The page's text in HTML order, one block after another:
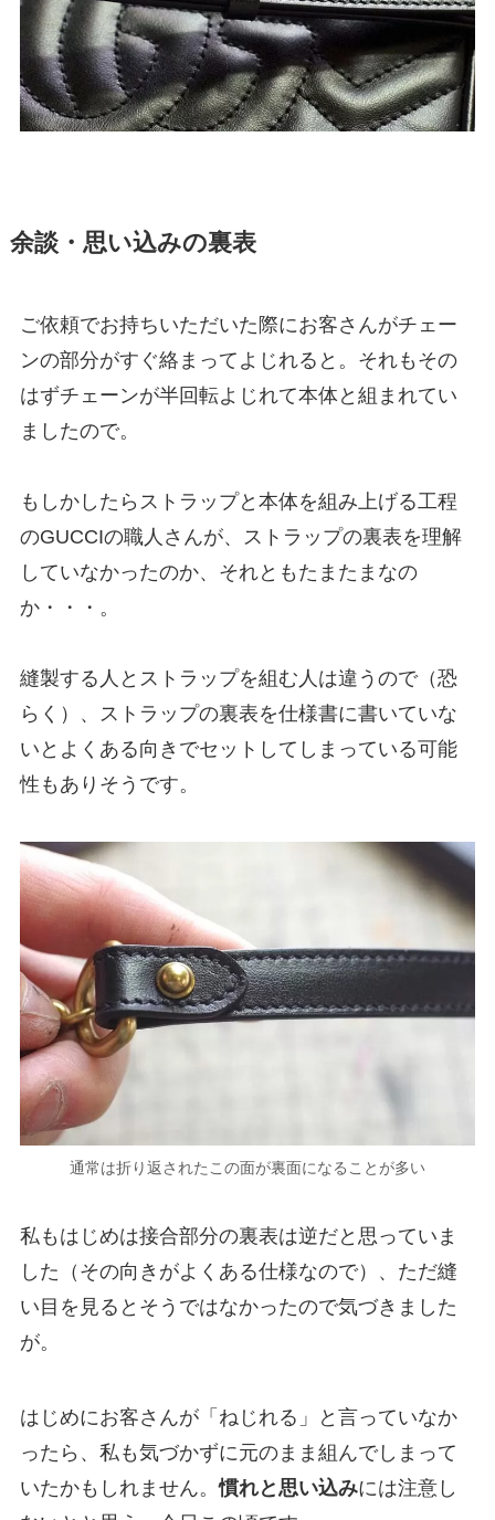
余談・思い込みの裏表
ご依頼でお持ちいただいた際にお客さんがチェー
ンの部分がすぐ絡まってよじれると。それもその
はずチェーンが半回転よじれて本体と組まれてい
ましたので。
もしかしたらストラップと本体を組み上げる工程
のGUCCIの職人さんが、ストラップの裏表を理解
していなかったのか、それともたまたまなの
か・・・。
縫製する人とストラップを組む人は違うので（恐
らく）、ストラップの裏表を仕様書に書いていな
いとよくある向きでセットしてしまっている可能
性もありそうです。
通常は折り返されたこの面が裏面になることが多い
私もはじめは接合部分の裏表は逆だと思っていま
した（その向きがよくある仕様なので）、ただ縫
い目を見るとそうではなかったので気づきました
が。
はじめにお客さんが「ねじれる」と言っていなか
ったら、私も気づかずに元のまま組んでしまって
いたかもしれません。慣れと思い込みには注意し